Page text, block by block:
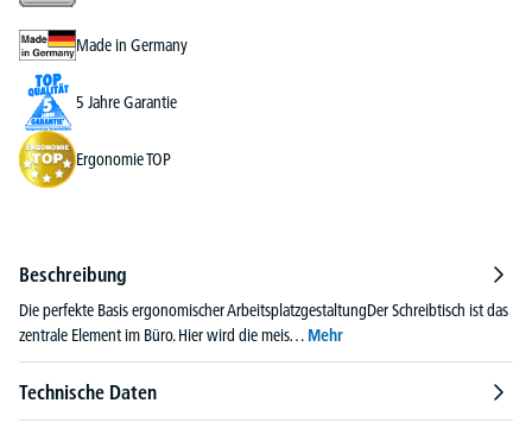
Made in Germany
5 Jahre Garantie
Ergonomie TOP
Beschreibung
Die perfekte Basis ergonomischer ArbeitsplatzgestaltungDer Schreibtisch ist das
zentrale Element im Büro. Hier wird die meis… Mehr
Technische Daten